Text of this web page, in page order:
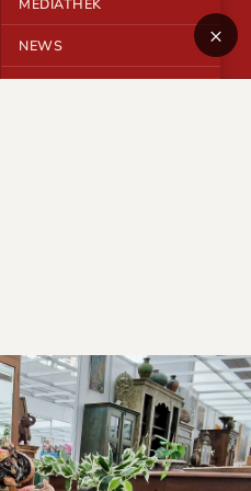
MEDIATHEK
NEWS ×